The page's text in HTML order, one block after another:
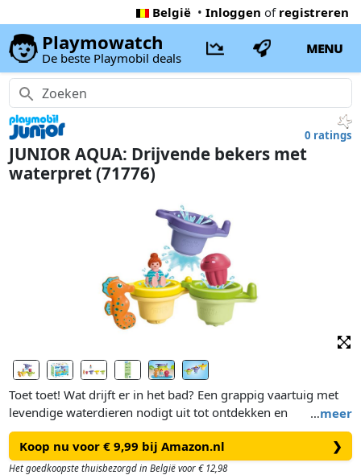
België • Inloggen of registreren
Playmowatch
De beste Playmobil deals
MENU
0 ratings
JUNIOR AQUA: Drijvende bekers met
waterpret (71776)
…meer
Toet toet! Wat drijft er in het bad? Een grappig vaartuig met
levendige waterdieren nodigt uit tot ontdekken en
experimenteren. De drie drijvende bekers zorgen voor
afwisselend speelplezier in het bad. Welke beker vindt je kind
het leukst?
Koop nu voor € 9,99 bij Amazon.nl ❯
Het goedkoopste thuisbezorgd in België voor € 12,98